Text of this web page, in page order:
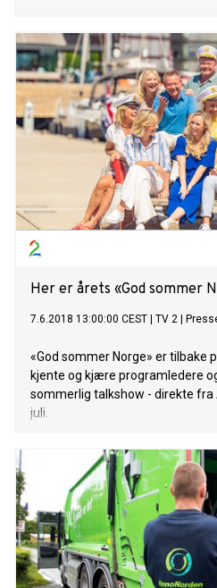
Her er årets «God sommer
7.6.2018 13:00:00 CEST TV 2
«God sommer Norge» er tilbake
kjente og kjære programledere
sommerlig talkshow - direkte fra
juli.